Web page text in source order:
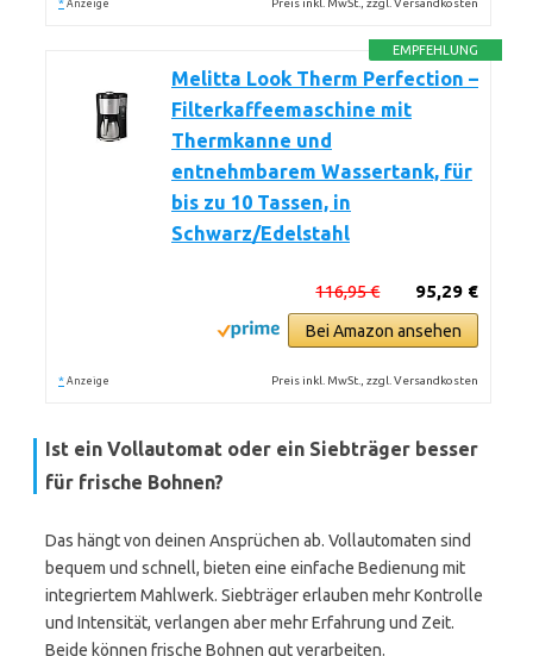
* Anzeige Preis inkl. MwSt., zzgl. Versandkosten
EMPFEHLUNG
Melitta Look Therm Perfection –
Filterkaffeemaschine mit
Thermkanne und
entnehmbarem Wassertank, für
bis zu 10 Tassen, in
Schwarz/Edelstahl
95,29 €
116,95 €
Bei Amazon ansehen
* Anzeige Preis inkl. MwSt., zzgl. Versandkosten
Ist ein Vollautomat oder ein Siebträger besser
für frische Bohnen?
Das hängt von deinen Ansprüchen ab. Vollautomaten sind
bequem und schnell, bieten eine einfache Bedienung mit
integriertem Mahlwerk. Siebträger erlauben mehr Kontrolle
und Intensität, verlangen aber mehr Erfahrung und Zeit.
Beide können frische Bohnen gut verarbeiten.